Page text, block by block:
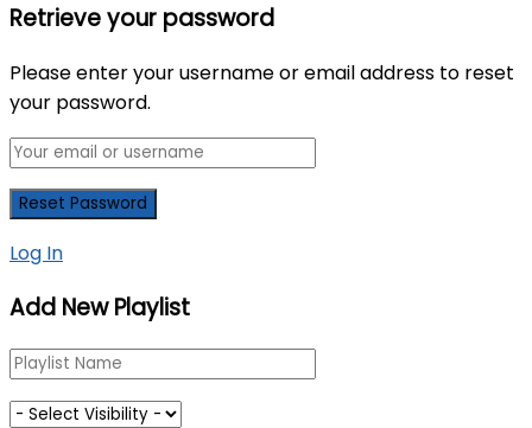
Retrieve your password
Please enter your username or email address to reset
your password.
Log In
Add New Playlist